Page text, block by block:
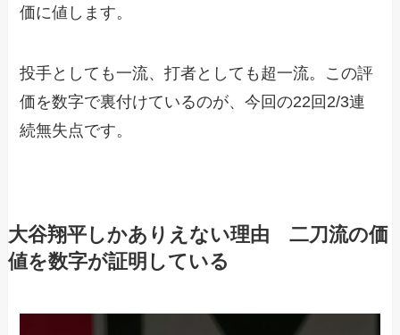
価に値します。
投手としても一流、打者としても超一流。この評
価を数字で裏付けているのが、今回の22回2/3連
続無失点です。
大谷翔平しかありえない理由 二刀流の価
値を数字が証明している